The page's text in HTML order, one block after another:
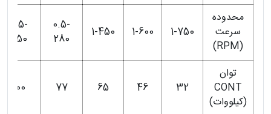
محدوده
سرعت
(RPM)
1-750
1-600
1-450
0.5-
280
0.5-
250
توان
CONT
(کیلووات)
32
46
65
77
100